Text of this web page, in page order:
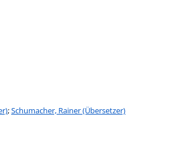
Person
;Schumacher, Rainer (Übersetzer)